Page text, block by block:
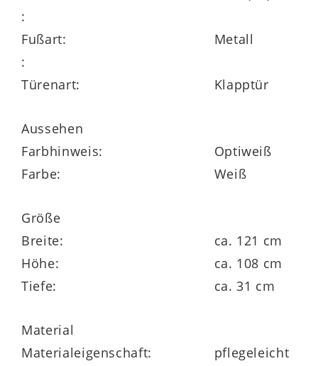
griffbereit lagern. Die Maße des Schranks
(BxHxT).
verarbeitete Schuhkommode Made in
Germany, die Ihnen in zwei Korpus- und
drei Glasfarben zur Wahl steht. Demnach
Geschmack abstimmen. Überdies lässt er
sich bei Bedarf durch weitere Dielenmöbel
im selben Design individuell ergänzen. Die
Lieferung des Schranks erfolgt
:
Fußart:
Metall
:
Türenart:
Klapptür
Aussehen
Farbhinweis:
Optiweiß
Farbe:
Weiß
Größe
Breite:
ca. 121 cm
Höhe:
ca. 108 cm
Tiefe:
ca. 31 cm
Material
Materialeigenschaft:
pflegeleicht